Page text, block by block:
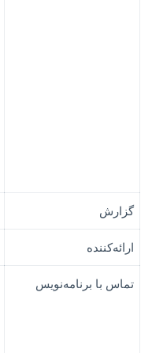
گزارش
ارائه‌کننده
تماس با برنامه‌نویس